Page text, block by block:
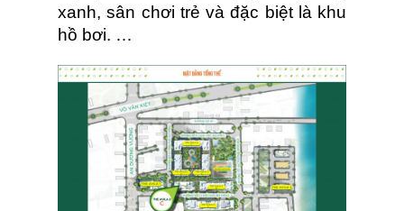
xanh, sân chơi trẻ và đặc biệt là khu
hồ bơi. …